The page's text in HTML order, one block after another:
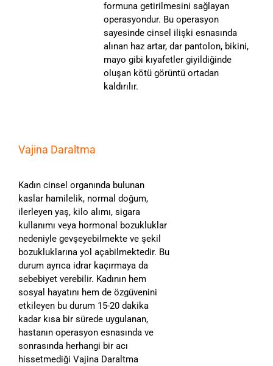
formuna getirilmesini sağlayan
operasyondur. Bu operasyon
sayesinde cinsel ilişki esnasında
alınan haz artar, dar pantolon, bikini,
mayo gibi kıyafetler giyildiğinde
oluşan kötü görüntü ortadan
kaldırılır.
Vajina Daraltma
Kadın cinsel organında bulunan
kaslar hamilelik, normal doğum,
ilerleyen yaş, kilo alımı, sigara
kullanımı veya hormonal bozukluklar
nedeniyle gevşeyebilmekte ve şekil
bozukluklarına yol açabilmektedir. Bu
durum ayrıca idrar kaçırmaya da
sebebiyet verebilir. Kadının hem
sosyal hayatını hem de özgüvenini
etkileyen bu durum 15-20 dakika
kadar kısa bir sürede uygulanan,
hastanın operasyon esnasında ve
sonrasında herhangi bir acı
hissetmediği Vajina Daraltma